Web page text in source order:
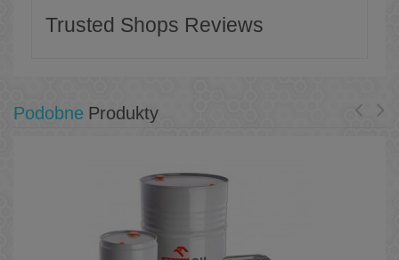
Trusted Shops Reviews
Podobne Produkty